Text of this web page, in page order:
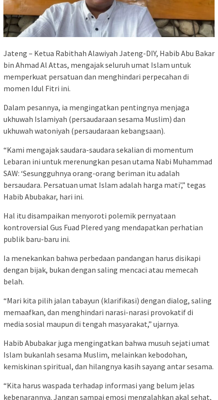
Jateng – Ketua Rabithah Alawiyah Jateng-DIY, Habib Abu Bakar
bin Ahmad Al Attas, mengajak seluruh umat Islam untuk
memperkuat persatuan dan menghindari perpecahan di
momen Idul Fitri ini.
Dalam pesannya, ia mengingatkan pentingnya menjaga
ukhuwah Islamiyah (persaudaraan sesama Muslim) dan
ukhuwah watoniyah (persaudaraan kebangsaan).
“Kami mengajak saudara-saudara sekalian di momentum
Lebaran ini untuk merenungkan pesan utama Nabi Muhammad
SAW: ‘Sesungguhnya orang-orang beriman itu adalah
bersaudara. Persatuan umat Islam adalah harga mati’,” tegas
Habib Abubakar, hari ini.
Hal itu disampaikan menyoroti polemik pernyataan
kontroversial Gus Fuad Plered yang mendapatkan perhatian
publik baru-baru ini.
Ia menekankan bahwa perbedaan pandangan harus disikapi
dengan bijak, bukan dengan saling mencaci atau memecah
belah.
“Mari kita pilih jalan tabayun (klarifikasi) dengan dialog, saling
memaafkan, dan menghindari narasi-narasi provokatif di
media sosial maupun di tengah masyarakat,” ujarnya.
Habib Abubakar juga mengingatkan bahwa musuh sejati umat
Islam bukanlah sesama Muslim, melainkan kebodohan,
kemiskinan spiritual, dan hilangnya kasih sayang antar sesama.
“Kita harus waspada terhadap informasi yang belum jelas
kebenarannya. Jangan sampai emosi mengalahkan akal sehat,